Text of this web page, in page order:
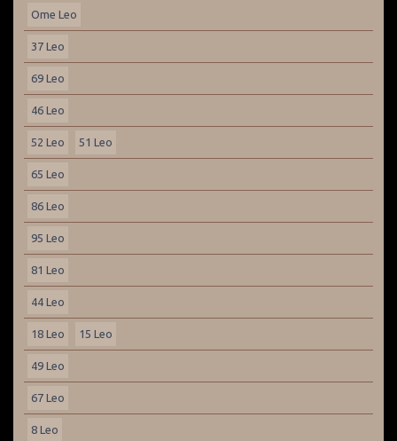
Ome Leo
37 Leo
69 Leo
46 Leo
52 Leo 51 Leo
65 Leo
86 Leo
95 Leo
81 Leo
44 Leo
18 Leo 15 Leo
49 Leo
67 Leo
8 Leo